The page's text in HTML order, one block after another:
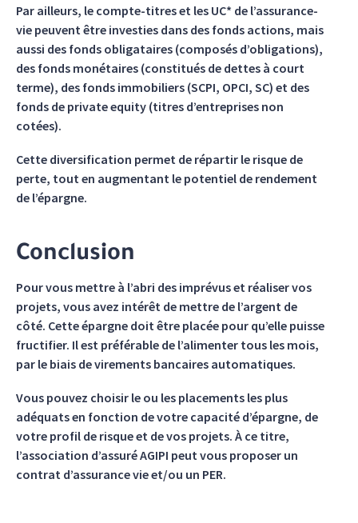
Par ailleurs, le compte-titres et les UC* de l’assurance-
vie peuvent être investies dans des fonds actions, mais
aussi des fonds obligataires (composés d’obligations),
des fonds monétaires (constitués de dettes à court
terme), des fonds immobiliers (SCPI, OPCI, SC) et des
fonds de private equity (titres d’entreprises non
cotées).
Cette diversification permet de répartir le risque de
perte, tout en augmentant le potentiel de rendement
de l’épargne.
Conclusion
Pour vous mettre à l’abri des imprévus et réaliser vos
projets, vous avez intérêt de mettre de l’argent de
côté. Cette épargne doit être placée pour qu’elle puisse
fructifier. Il est préférable de l’alimenter tous les mois,
par le biais de virements bancaires automatiques.
Vous pouvez choisir le ou les placements les plus
adéquats en fonction de votre capacité d’épargne, de
votre profil de risque et de vos projets. À ce titre,
l’association d’assuré AGIPI peut vous proposer un
contrat d’assurance vie et/ou un PER.